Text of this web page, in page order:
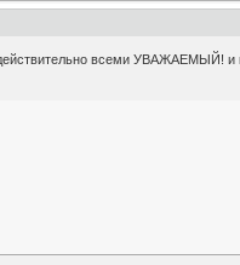
всеми УВАЖАЕМЫЙ!